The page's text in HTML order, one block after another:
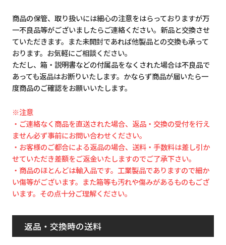
商品の保管、取り扱いには細心の注意をはらっておりますが万
一不良品等がございましたらご連絡ください。新品と交換させ
ていただきます。また未開封であれば他製品との交換も承って
おります。お気軽にご相談ください。
ただし、箱・説明書などの付属品をなくされた場合は不良品で
あっても返品はお断りいたします。かならず商品が届いたら一
度商品のご確認をお願いいたします。
※注意
・ご連絡なく商品を直送された場合、返品・交換の受付を行え
ません必ず事前にお問い合わせください。
・お客様のご都合による返品の場合、送料・手数料は差し引か
せていただき差額をご返金いたしますのでご了承下さい。
・商品のほとんどは輸入品です。工業製品でありますので細か
い傷等がございます。また箱等も汚れや傷みがあるものもござ
います。その点十分ご理解ください。
返品・交換時の送料